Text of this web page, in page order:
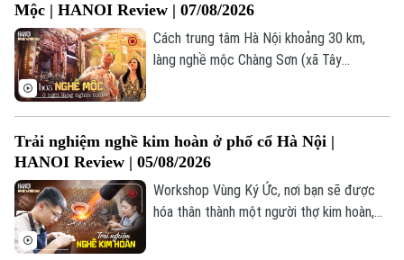
Chính trị
Xã hội
An ninh trật tự
Công nghệ
Nhịp sống Hà Nội
Người Hà Nội
Khoảnh khắc Hà Nội
Ẩm thực
Thế giới
Tin tức
Quân sự
Hồ sơ
Người Việt 4 phương
Kinh tế
Cafe sáng
Tài chính Ngân hàng
Doanh nghiệp
Tin tức
Đầu tư
Tàu và Xe
Ô tô
Giáo dục
Mộc | HANOI Review | 07/08/2026
Cách trung tâm Hà Nội khoảng 30 km,
làng nghề mộc Chàng Sơn (xã Tây
này, Hanoi Review sẽ khám phá lịch sử
hình thành, quy trình chế tác và những giá
trị đã làm nên tinh hoa làng nghề mộc
nghìn năm tuổi này.
Trải nghiệm nghề kim hoàn ở phố cổ Hà Nội |
HANOI Review | 05/08/2026
Workshop Vùng Ký Ức, nơi bạn sẽ được
hóa thân thành một người thợ kim hoàn,